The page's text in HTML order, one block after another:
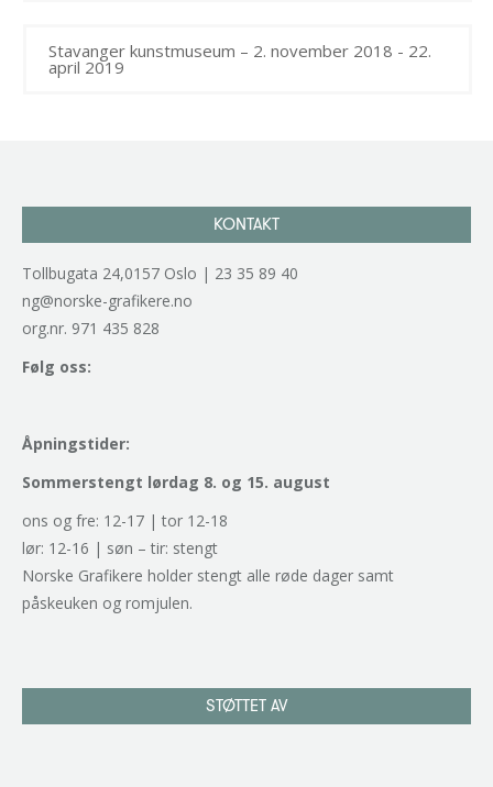
Stavanger kunstmuseum – 2. november 2018 - 22.
april 2019
KONTAKT
Tollbugata 24,0157 Oslo | 23 35 89 40
ng@norske-grafikere.no
org.nr. 971 435 828
Følg oss:
Åpningstider:
Sommerstengt lørdag 8. og 15. august
ons og fre: 12-17 | tor 12-18
lør: 12-16 | søn – tir: stengt
Norske Grafikere holder stengt alle røde dager samt
påskeuken og romjulen.
STØTTET AV